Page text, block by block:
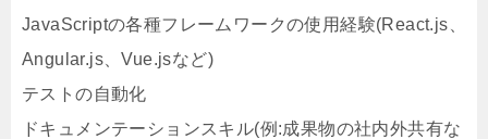
JavaScriptの各種フレームワークの使用経験(React.js、
Angular.js、Vue.jsなど)
テストの自動化
ドキュメンテーションスキル(例:成果物の社内外共有な